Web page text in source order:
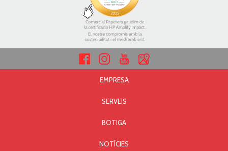
EMPRESA
SERVEIS
BOTIGA
NOTÍCIES